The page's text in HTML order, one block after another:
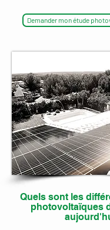
Demander mon étude
Quels sont les
photovoltaïques